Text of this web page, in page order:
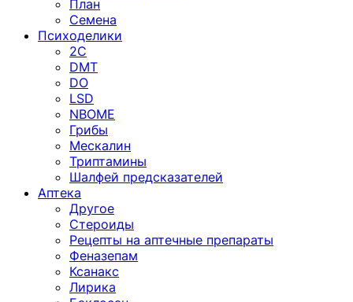
План
Семена
Психоделики
2C
DMT
DO
LSD
NBOME
Грибы
Мескалин
Триптамины
Шалфей предсказателей
Аптека
Другое
Стероиды
Рецепты на аптечные препараты
Феназепам
Ксанакс
Лирика